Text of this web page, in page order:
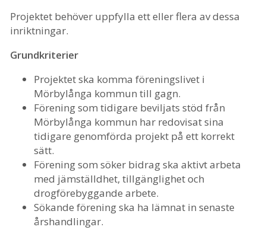
Projektet behöver uppfylla ett eller flera av dessa
inriktningar.
Grundkriterier
Projektet ska komma föreningslivet i
Mörbylånga kommun till gagn.
Förening som tidigare beviljats stöd från
Mörbylånga kommun har redovisat sina
tidigare genomförda projekt på ett korrekt
sätt.
Förening som söker bidrag ska aktivt arbeta
med jämställdhet, tillgänglighet och
drogförebyggande arbete.
Sökande förening ska ha lämnat in senaste
årshandlingar.